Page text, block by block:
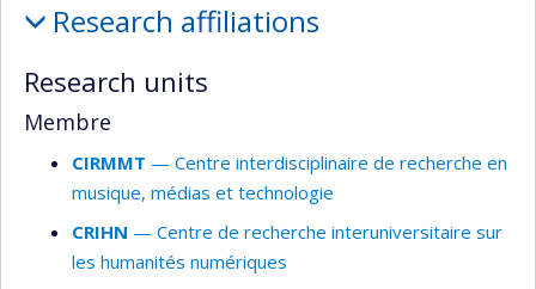
and
responsabilities
Research affiliations
Research units
Membre
CIRMMT — Centre interdisciplinaire de recherche en
musique, médias et technologie
CRIHN — Centre de recherche interuniversitaire sur
les humanités numériques